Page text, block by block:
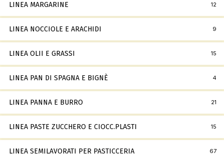
LINEA MARGARINE 12
LINEA NOCCIOLE E ARACHIDI 9
LINEA OLII E GRASSI 15
LINEA PAN DI SPAGNA E BIGNÈ 4
LINEA PANNA E BURRO 21
LINEA PASTE ZUCCHERO E CIOCC.PLASTI 15
LINEA SEMILAVORATI PER PASTICCERIA 67